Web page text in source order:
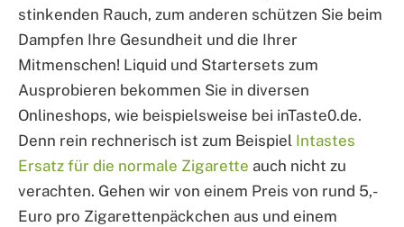
stinkenden Rauch, zum anderen schützen Sie beim
Dampfen Ihre Gesundheit und die Ihrer
Mitmenschen! Liquid und Startersets zum
Ausprobieren bekommen Sie in diversen
Onlineshops, wie beispielsweise bei inTaste0.de.
Denn rein rechnerisch ist zum Beispiel Intastes
Ersatz für die normale Zigarette auch nicht zu
verachten. Gehen wir von einem Preis von rund 5,-
Euro pro Zigarettenpäckchen aus und einem